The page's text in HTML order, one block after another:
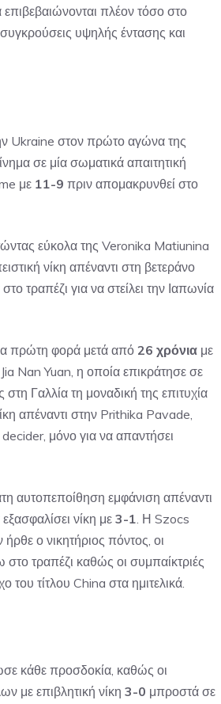
πλέον τόσο στο
υψηλής έντασης και
Ukraine στον πρώτο αγώνα της
σε μία σωματικά απαιτητική
με 11-9 πριν απομακρυνθεί στο
εύκολα της Veronika Matiunina
νίκη απέναντι στη βετεράνο
τραπέζι για να στείλει την Ιαπωνία
πρώτη φορά μετά από 26 χρόνια με
Nan Yuan, η οποία επικράτησε σε
Γαλλία τη μοναδική της επιτυχία
απέναντι στην Prithika Pavade,
μόνο για να απαντήσει
αυτοπεποίθηση εμφάνιση απέναντι
νίκη με 3-1. Η Szocs
ο νικητήριος πόντος, οι
τραπέζι καθώς οι συμπαίκτριές
του τίτλου China στα ημιτελικά.
κάθε προσδοκία, καθώς οι
με επιβλητική νίκη 3-0 μπροστά σε